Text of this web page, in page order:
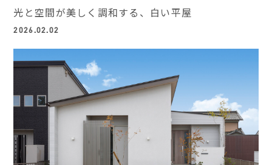
光と空間が美しく調和する、白い平屋
2026.02.02